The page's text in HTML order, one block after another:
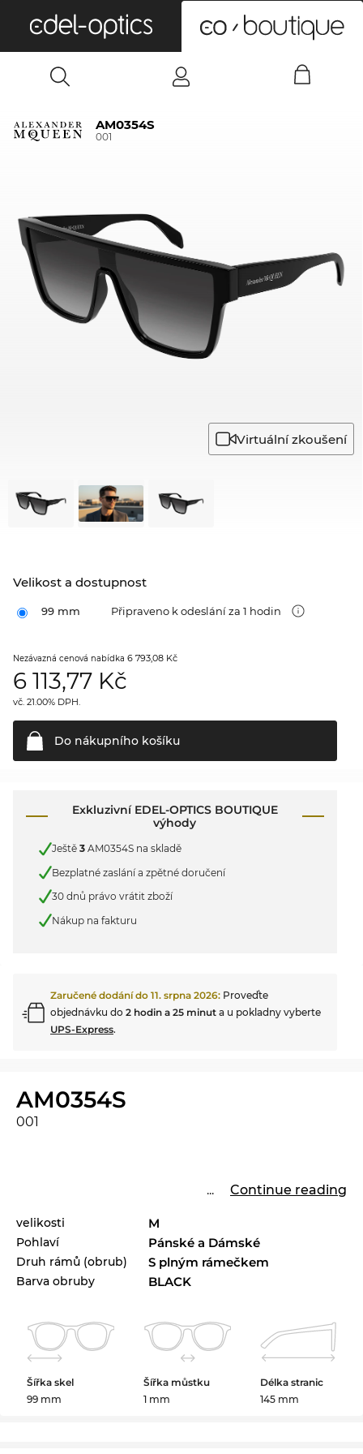
AM0354S
001
Virtuální zkoušení
Velikost a dostupnost
99 mm Připraveno k odeslání za 1 hodin
Nezávazná cenová nabídka 6 793,08 Kč
6 113,77 Kč
vč. 21.00% DPH.
Do nákupního košíku
Exkluzivní EDEL-OPTICS BOUTIQUE
výhody
Ještě 3 AM0354S na skladě
Bezplatné zaslání a zpětné doručení
30 dnů právo vrátit zboží
Nákup na fakturu
Zaručené dodání do 11. srpna 2026: Proveďte
objednávku do 2 hodin a 25 minut a u pokladny vyberte
UPS-Express.
AM0354S
001
... Continue reading
velikosti M
Pohlaví Pánské a Dámské
Druh rámů (obrub) S plným rámečkem
Barva obruby BLACK
Šířka skel
99 mm
Šířka můstku
1 mm
Délka stranic
145 mm